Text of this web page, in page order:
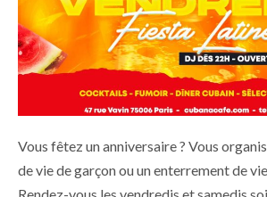
Vous fêtez un anniversaire ? Vous
de vie de garçon ou un enterrement de